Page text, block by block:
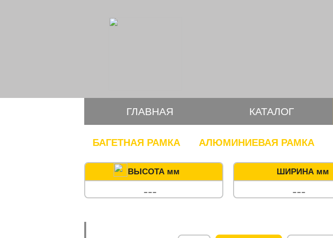
ГЛАВНАЯ КАТАЛОГ
БАГЕТНАЯ РАМКА АЛЮМИНИЕВАЯ РАМКА
ВЫСОТА мм ШИРИНА мм